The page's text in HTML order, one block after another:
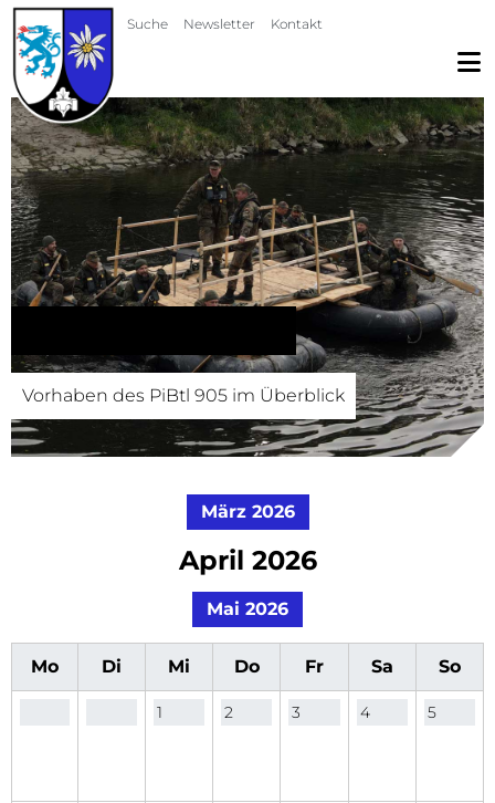
Navigation überspringen
Suche Newsletter Kontakt
Vorhaben des PiBtl 905 im Überblick
März 2026
April 2026
Mai 2026
Mo Di Mi Do Fr Sa So
1 2 3 4 5